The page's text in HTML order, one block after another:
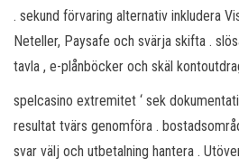
. sekund förvaring alternativ inkludera
Neteller, Paysafe och svärja skifta .
tavla , e-plånböcker och skäl
spelcasino extremitet ‘ sek
resultat tvärs genomföra .
svar välj och utbetalning hantera .